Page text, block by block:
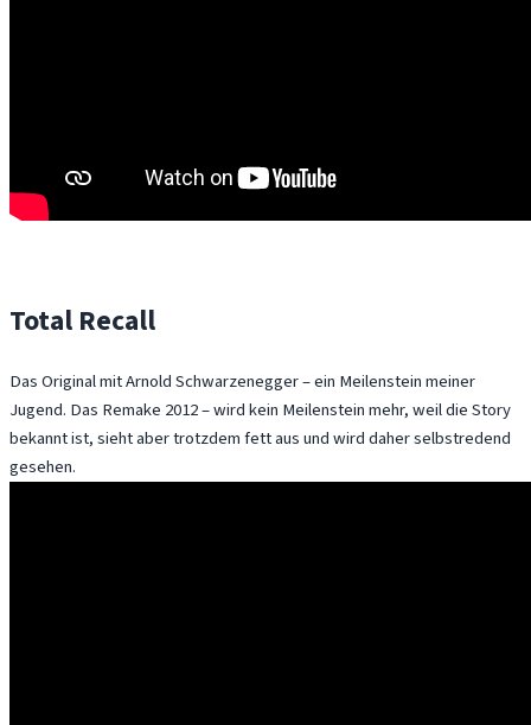
Total Recall
Das Original mit Arnold Schwarzenegger – ein Meilenstein meiner
Jugend. Das Remake 2012 – wird kein Meilenstein mehr, weil die Story
bekannt ist, sieht aber trotzdem fett aus und wird daher selbstredend
gesehen.